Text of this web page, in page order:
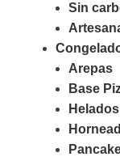
Sin
Arepas
Base
Helados